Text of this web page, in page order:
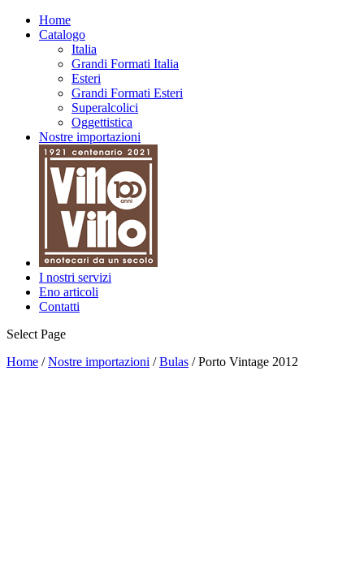
Home
Catalogo
Italia
Grandi Formati Italia
Esteri
Grandi Formati Esteri
Superalcolici
Oggettistica
Nostre importazioni
I nostri servizi
Eno articoli
Contatti
Select Page
Home /Nostre importazioni /Bulas / Porto Vintage 2012